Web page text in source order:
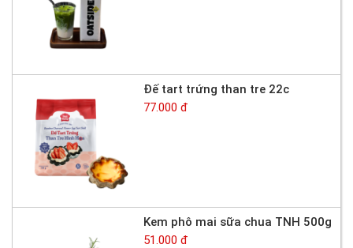
Đế tart trứng than tre 22c
77.000 đ
Kem phô mai sữa chua TNH 500g
51.000 đ